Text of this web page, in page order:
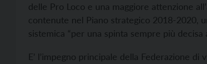
delle Pro Loco e una maggiore attenzione
contenute nel Piano strategico 2018-2020,
sistemica “per una spinta sempre più
E’ l’impegno principale della Federazione